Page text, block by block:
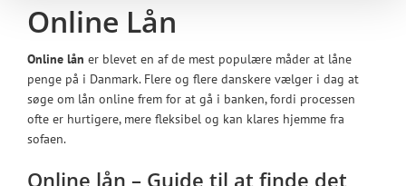
Online Lån
Online lån er blevet en af de mest populære måder at låne
penge på i Danmark. Flere og flere danskere vælger i dag at
søge om lån online frem for at gå i banken, fordi processen
ofte er hurtigere, mere fleksibel og kan klares hjemme fra
sofaen.
Online lån – Guide til at finde det